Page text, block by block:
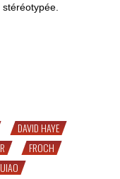
DAVID HAYE
FROCH